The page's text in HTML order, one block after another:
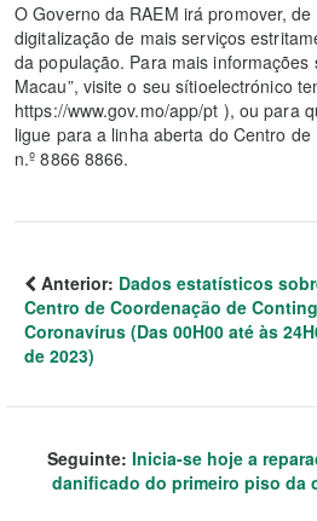
O Governo da RAEM irá promover,
digitalização de mais serviços
da população. Para mais informações
Macau”, visite o seu sítioelectrónico
https://www.gov.mo/app/pt ), ou para
ligue para a linha aberta do Centro
n.º 8866 8866.
Anterior: Dados estatísticos
Centro de Coordenação de
Coronavírus (Das 00H00 até às
de 2023)
Seguinte: Inicia-se hoje a
danificado do primeiro piso da